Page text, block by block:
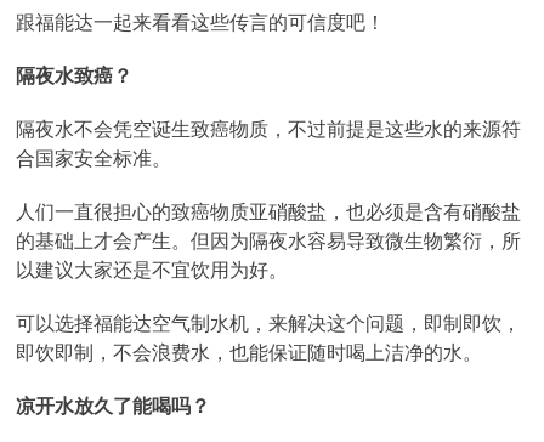
跟福能达一起来看看这些传言的可信度吧！
隔夜水致癌？
隔夜水不会凭空诞生致癌物质，不过前提是这些水的来源符
合国家安全标准。
人们一直很担心的致癌物质亚硝酸盐，也必须是含有硝酸盐
的基础上才会产生。但因为隔夜水容易导致微生物繁衍，所
以建议大家还是不宜饮用为好。
可以选择福能达空气制水机，来解决这个问题，即制即饮，
即饮即制，不会浪费水，也能保证随时喝上洁净的水。
凉开水放久了能喝吗？